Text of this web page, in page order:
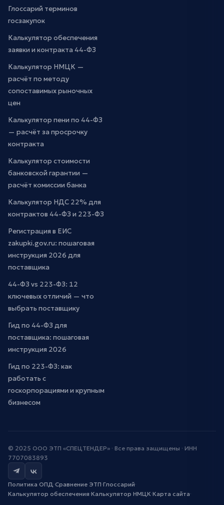
Глоссарий терминов
госзакупок
Калькулятор обеспечения
заявки и контракта 44-ФЗ
Калькулятор НМЦК —
расчёт по методу
сопоставимых рыночных
цен
Калькулятор пени по 44-ФЗ
— расчёт за просрочку
контракта
Калькулятор стоимости
банковской гарантии —
расчёт комиссии банка
Калькулятор НДС 22% для
контрактов 44-ФЗ и 223-ФЗ
Регистрация в ЕИС
zakupki.gov.ru: пошаговая
инструкция 2026 для
поставщика
44-ФЗ vs 223-ФЗ: 12
ключевых отличий — что
выбрать поставщику
Гид по 44-ФЗ для
поставщика: пошаговая
инструкция 2026
Гид по 223-ФЗ: как
работать с
госкорпорациями и крупным
бизнесом
© 2025 ООО ЭТП «СПЕЦТЕНДЕР» · Все права защищены · ИНН
7707083893
Политика ОПД·Сравнение ЭТП·Глоссарий·
Калькулятор обеспечения·Калькулятор НМЦК·Карта сайта·